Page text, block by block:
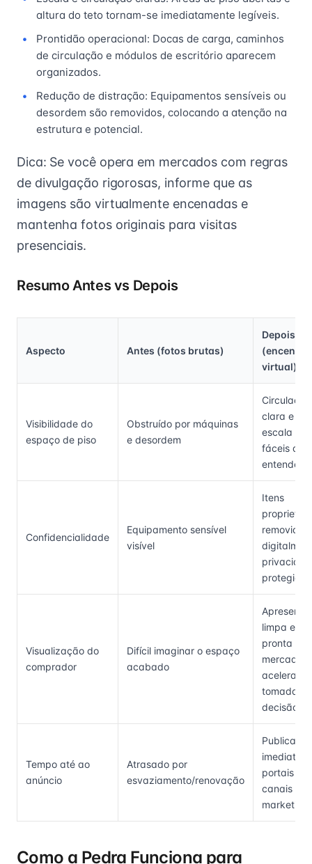
altura do teto tornam-se imediatamente legíveis.
Prontidão operacional: Docas de carga, caminhos
de circulação e módulos de escritório aparecem
organizados.
Redução de distração: Equipamentos sensíveis ou
desordem são removidos, colocando a atenção na
estrutura e potencial.
Dica: Se você opera em mercados com regras
de divulgação rigorosas, informe que as
imagens são virtualmente encenadas e
mantenha fotos originais para visitas
presenciais.
Resumo Antes vs Depois
Aspecto Antes (fotos brutas)
Depois
virtual)
Visibilidade do
espaço de piso
Obstruído por máquinas
e desordem
Circulação
clara e
escala são
fáceis de
entender
Confidencialidade
Equipamento sensível
visível
Itens
removidos
protegida
Visualização do
comprador
Difícil imaginar o espaço
acabado
limpa e
pronta
mercado
acelera a
tomada de
decisão
Tempo até ao
anúncio
Atrasado por
esvaziamento/renovação
imediata
portais e
canais de
marketing
Como a Pedra Funciona para